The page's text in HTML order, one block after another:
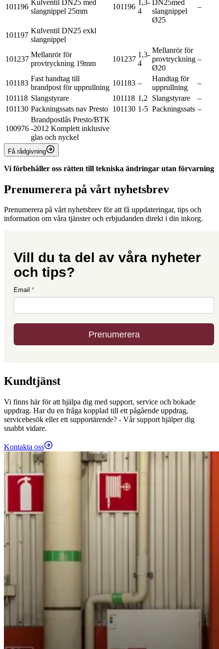
101196
Kulventil DN25 med
slangnippel 25mm
101196
1,3-
4
DN25med
slangnippel
Ø25
–
101197
Kulventil DN25 exkl
slangnippel
101237
Mellanrör för
provtryckning 19mm
101237
1,3-
4
Mellanrör för
provtryckning
Ø20
–
101183
Fast handtag till
brandpost för upprullning
101183 –
Handtag för
upprullning
–
101118 Slangstyrare 101118 1,2 Slangstyrare
–
101130 Packningssats nav Presto 101130 1-5 Packningssats –
100976
Brandpostlås Presto/BTK
-2012 Komplett inklusive
glas och nyckel
Få rådgivning
Vi förbehåller oss rätten till tekniska ändringar utan förvarning
Prenumerera på vårt nyhetsbrev
Prenumerera på vårt nyhetsbrev för att få uppdateringar, tips och
information om våra tjänster och erbjudanden direkt i din inkorg.
Kundtjänst
Vi finns här för att hjälpa dig med support, service och bokade
uppdrag. Har du en fråga kopplad till ett pågående uppdrag,
servicebesök eller ett supportärende? - Vår support hjälper dig
snabbt vidare.
Kontakta oss